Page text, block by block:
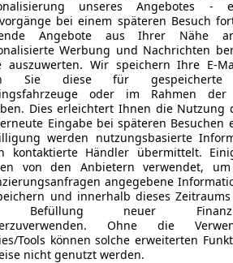
unseres Angebotes
bei einem späteren Besuch
Angebote aus Ihrer Nähe
Werbung und Nachrichten
auszuwerten. Wir speichern Ihre E-
Sie diese für gespeicherte
oder im Rahmen der
Dies erleichtert Ihnen die Nutzung
Eingabe bei späteren
werden nutzungsbasierte
kontaktierte Händler übermittelt.
von den Anbietern verwendet,
angegebene
und innerhalb dieses
neuer
Ohne die
Tools können solche erweiterten
nicht genutzt werden.